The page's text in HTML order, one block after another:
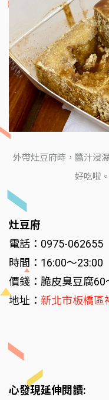
外帶灶豆府時，醬汁浸
好吃啦
灶豆府
電話：0975-062655
時間：16:00～23:00
價錢：脆皮臭豆腐60
地址： 新北市板橋區
心發現延伸閱讀: